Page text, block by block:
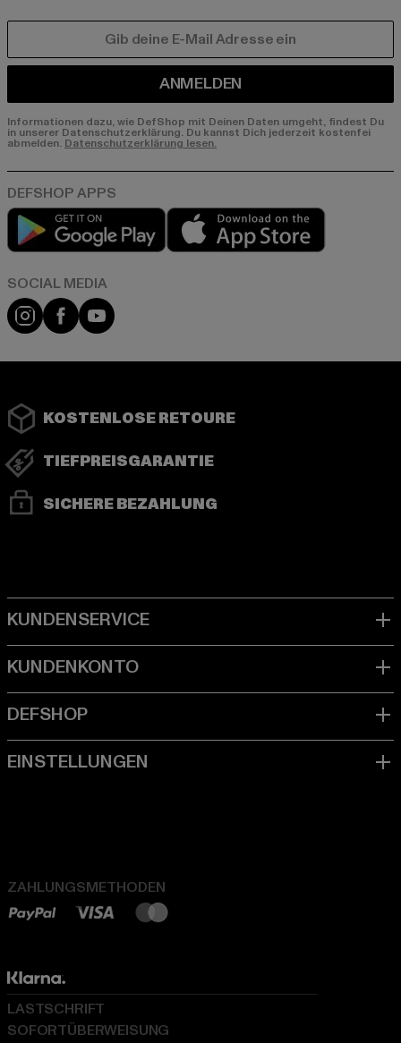
ANMELDEN
Informationen dazu, wie DefShop mit Deinen Daten umgeht, findest Du
in unserer Datenschutzerklärung. Du kannst Dich jederzeit kostenfei
abmelden. Datenschutzerklärung lesen.
Play market
Instagram
FacebookYouTube
KOSTENLOSE RETOURE
TIEFPREISGARANTIE
SICHERE BEZAHLUNG
ZAHLUNGSMETHODEN
LASTSCHRIFT
SOFORTÜBERWEISUNG